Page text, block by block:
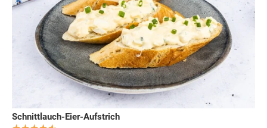
Schnittlauch-Eier-Aufstrich